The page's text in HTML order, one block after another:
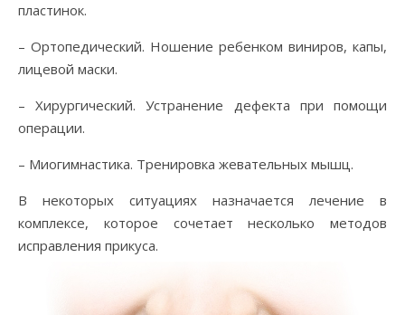
пластинок.
– Ортопедический. Ношение ребенком виниров, капы,
лицевой маски.
– Хирургический. Устранение дефекта при помощи
операции.
– Миогимнастика. Тренировка жевательных мышц.
В некоторых ситуациях назначается лечение в
комплексе, которое сочетает несколько методов
исправления прикуса.